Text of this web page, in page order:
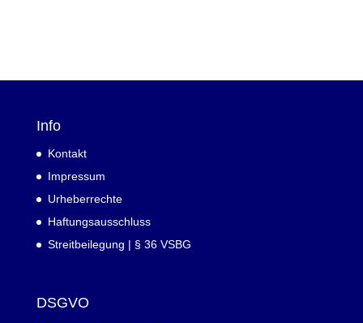
Info
Kontakt
Impressum
Urheberrechte
Haftungsausschluss
Streitbeilegung | § 36 VSBG
DSGVO